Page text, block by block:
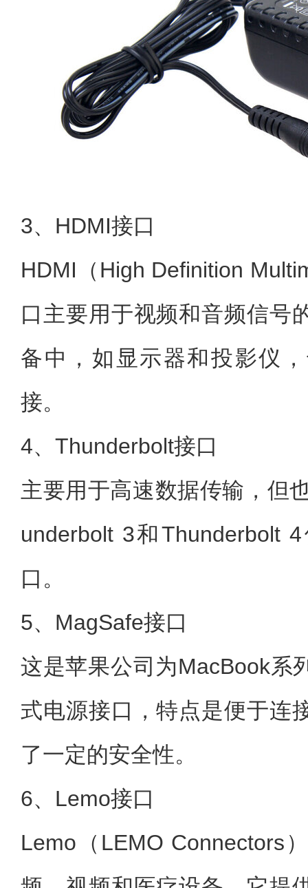
3、HDMI接口
HDMI（High Definition
口主要用于视频和音频信号
备中，如显示器和投影仪
接。
4、Thunderbolt接口
主要用于高速数据传输，但
underbolt 3和Thunderbolt
口。
5、MagSafe接口
这是苹果公司为MacBook系
式电源接口，特点是便于连
了一定的安全性。
6、Lemo接口
Lemo（LEMO Connectors